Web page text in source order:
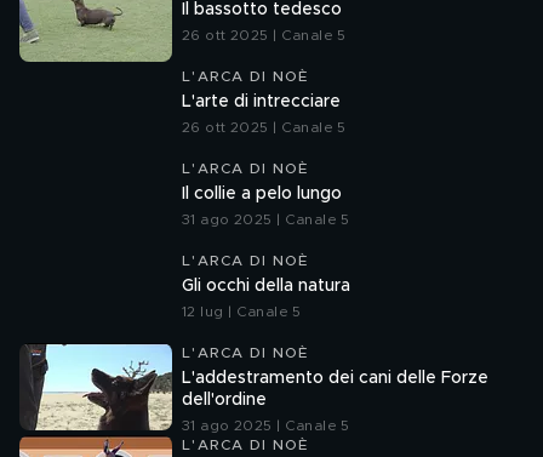
Il bassotto tedesco
26 ott 2025 | Canale 5
L'ARCA DI NOÈ
L'arte di intrecciare
26 ott 2025 | Canale 5
L'ARCA DI NOÈ
Il collie a pelo lungo
31 ago 2025 | Canale 5
L'ARCA DI NOÈ
Gli occhi della natura
12 lug | Canale 5
L'ARCA DI NOÈ
L'addestramento dei cani delle Forze
dell'ordine
31 ago 2025 | Canale 5
L'ARCA DI NOÈ